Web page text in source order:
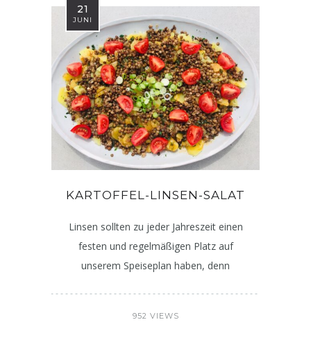
21
JUNI
KARTOFFEL-LINSEN-SALAT
Linsen sollten zu jeder Jahreszeit einen
festen und regelmäßigen Platz auf
unserem Speiseplan haben, denn
952 VIEWS